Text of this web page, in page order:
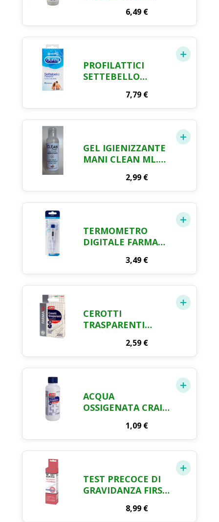
6,49 €
PROFILATTICI
SETTEBELLO
7,79 €
GEL IGIENIZZANTE
MANI CLEAN ML.
2,99 €
TERMOMETRO
DIGITALE FARMA
3,49 €
CEROTTI
TRASPARENTI
PROTETTIVI FARMA
CRAI X 30
2,59 €
ACQUA
OSSIGENATA CRAI
1,09 €
TEST PRECOCE DI
GRAVIDANZA FIRST
8,99 €